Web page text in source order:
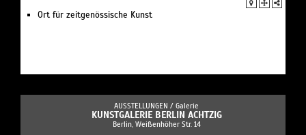
Ort für zeitgenössische Kunst
AUSSTELLUNGEN / Galerie
KUNSTGALERIE BERLIN ACHTZIG
Berlin, Weißenhöher Str. 14